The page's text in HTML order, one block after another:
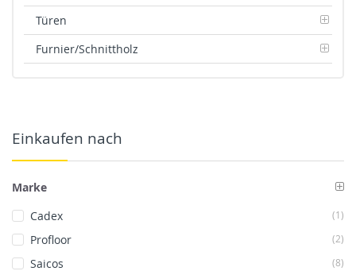
Türen
Furnier/Schnittholz
Einkaufen nach
Marke
Cadex
1
Profloor
2
Saicos
8